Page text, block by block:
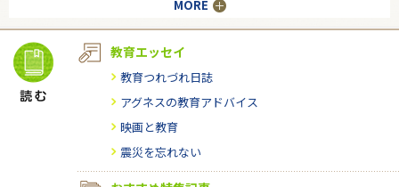
MORE
教育エッセイ
教育つれづれ日誌
アグネスの教育アドバイス
映画と教育
震災を忘れない